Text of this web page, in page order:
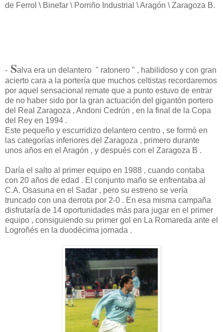
de Ferrol \ Binefar \ Porriño Industrial \ Aragón \ Zaragoza B.
- Salva era un delantero " ratonero " , habilidoso y con gran
acierto cara a la portería que muchos celtistas recordaremos
por aquel sensacional remate que a punto estuvo de entrar
de no haber sido por la gran actuación del gigantón portero
del Real Zaragoza , Andoni Cedrún , en la final de la Copa
del Rey en 1994 .
Este pequeño y escurridizo delantero centro , se formó en
las categorías inferiores del Zaragoza , primero durante
unos años en el Aragón , y después con el Zaragoza B .
Daría el salto al primer equipo en 1988 , cuando contaba
con 20 años de edad . El conjunto maño se enfrentaba al
C.A. Osasuna en el Sadar , pero su estreno se vería
truncado con una derrota por 2-0 . En esa misma campaña
disfrutaría de 14 oportunidades más para jugar en el primer
equipo , consiguiendo su primer gol en La Romareda ante el
Logroñés en la duodécima jornada .